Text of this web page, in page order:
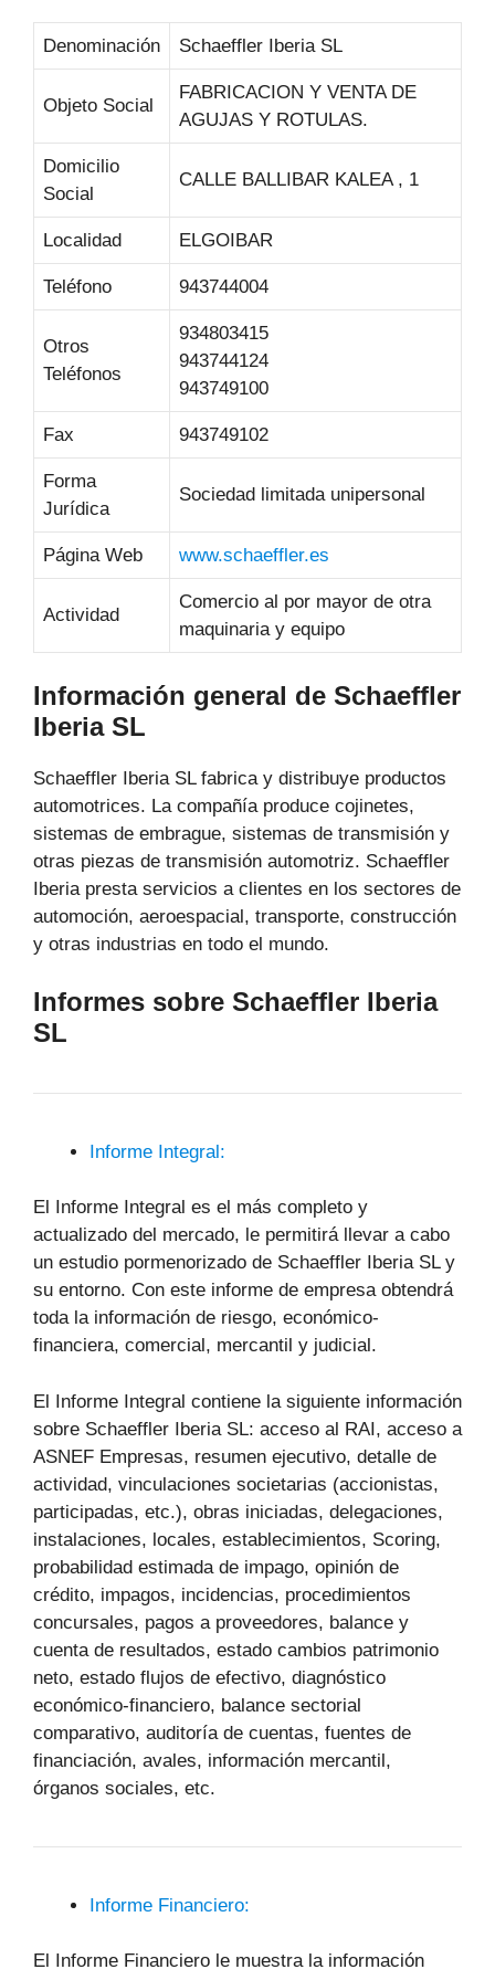
Denominación Schaeffler Iberia SL
Objeto Social
FABRICACION Y VENTA DE
AGUJAS Y ROTULAS.
Domicilio
Social
CALLE BALLIBAR KALEA , 1
Localidad ELGOIBAR
Teléfono 943744004
Otros
Teléfonos
934803415
943744124
943749100
Fax 943749102
Forma
Jurídica
Sociedad limitada unipersonal
Página Web www.schaeffler.es
Actividad
Comercio al por mayor de otra
maquinaria y equipo
Información general de Schaeffler
Iberia SL
Schaeffler Iberia SL fabrica y distribuye productos
automotrices. La compañía produce cojinetes,
sistemas de embrague, sistemas de transmisión y
otras piezas de transmisión automotriz. Schaeffler
Iberia presta servicios a clientes en los sectores de
automoción, aeroespacial, transporte, construcción
y otras industrias en todo el mundo.
Informes sobre Schaeffler Iberia
SL
Informe Integral:
El Informe Integral es el más completo y
actualizado del mercado, le permitirá llevar a cabo
un estudio pormenorizado de Schaeffler Iberia SL y
su entorno. Con este informe de empresa obtendrá
toda la información de riesgo, económico-
financiera, comercial, mercantil y judicial.
El Informe Integral contiene la siguiente información
sobre Schaeffler Iberia SL: acceso al RAI, acceso a
ASNEF Empresas, resumen ejecutivo, detalle de
actividad, vinculaciones societarias (accionistas,
participadas, etc.), obras iniciadas, delegaciones,
instalaciones, locales, establecimientos, Scoring,
probabilidad estimada de impago, opinión de
crédito, impagos, incidencias, procedimientos
concursales, pagos a proveedores, balance y
cuenta de resultados, estado cambios patrimonio
neto, estado flujos de efectivo, diagnóstico
económico-financiero, balance sectorial
comparativo, auditoría de cuentas, fuentes de
financiación, avales, información mercantil,
órganos sociales, etc.
Informe Financiero:
El Informe Financiero le muestra la información